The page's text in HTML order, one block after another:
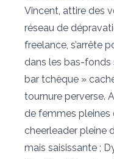
Vincent, attire des
réseau de
freelance, s’arrête
dans les bas-fonds
bar tchèque »
tournure perverse.
de femmes pleines
cheerleader pleine
mais saisissante ;